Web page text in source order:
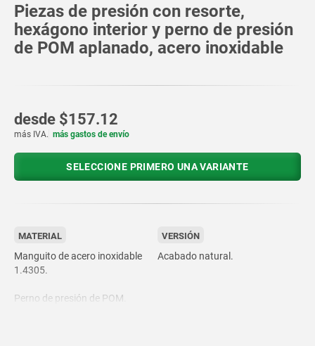
Piezas de presión con resorte,
hexágono interior y perno de presión
de POM aplanado, acero inoxidable
desde $157.12
más IVA. más gastos de envío
SELECCIONE PRIMERO UNA VARIANTE
MATERIAL
Manguito de acero inoxidable
1.4305.
Perno de presión de POM.
VERSIÓN
Acabado natural.